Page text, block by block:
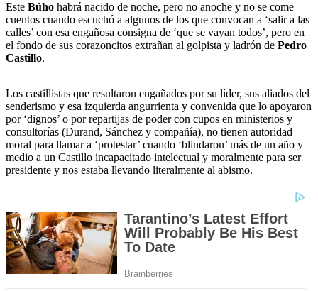
Este Búho habrá nacido de noche, pero no anoche y no se come
cuentos cuando escuchó a algunos de los que convocan a ‘salir a las
calles’ con esa engañosa consigna de ‘que se vayan todos’, pero en
el fondo de sus corazoncitos extrañan al golpista y ladrón de Pedro
Castillo.
Los castillistas que resultaron engañados por su líder, sus aliados del
senderismo y esa izquierda angurrienta y convenida que lo apoyaron
por ‘dignos’ o por repartijas de poder con cupos en ministerios y
consultorías (Durand, Sánchez y compañía), no tienen autoridad
moral para llamar a ‘protestar’ cuando ‘blindaron’ más de un año y
medio a un Castillo incapacitado intelectual y moralmente para ser
presidente y nos estaba llevando literalmente al abismo.